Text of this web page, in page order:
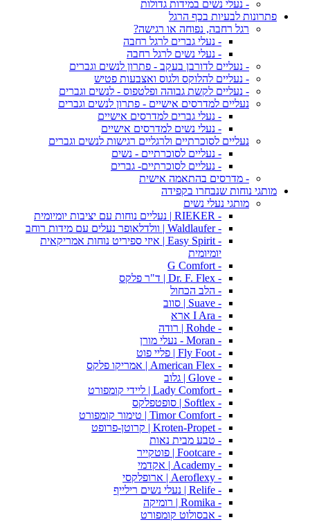
- נעלי נשים במידות גדולות
פתרונות לבעיות בכף הרגל
רגל רחבה, נפוחה או רגישה?
- נעלי גברים לרגל רחבה
- נעלי נשים לרגל רחבה
- נעליים לדורבן בעקב - פתרון לנשים וגברים
- נעליים להלוקס ולגוס ואצבעות פטיש
- נעליים לקשת גבוהה ופלטפוס - לנשים וגברים
נעליים למדרסים אישיים - פתרון לנשים וגברים
- נעלי גברים למדרסים אישיים
- נעלי נשים למדרסים אישיים
נעליים לסוכרתיים ולרגליים רגישות לנשים וגברים
- נעליים לסוכרתיים - נשים
- נעליים לסוכרתיים- גברים
- מדרסים בהתאמה אישית
מותגי נוחות שנבחרו בקפידה
מותגי נעלי נשים
- RIEKER | נעליים נוחות עם יציבות יומיומית
- Waldlaufer | וולדלאופר נעלים עם מידות רוחב
- Easy Spirit | איזי ספיריט נוחות אמריקאית
יומיומית
- G Comfort
- Dr. F. Flex | ד"ר פלקס
- הלב הכחול
- Suave | סווב
- I Ara ארא
- Rohde | רודה
- Moran - נעלי מורן
- Fly Foot | פליי פוט
- American Flex | אמריקו פלקס
- Glove | גלוב
- Lady Comfort | ליידי קומפורט
- Softlex | סופטפלקס
- Timor Comfort | טימור קומפורט
- Kroten-Propet | קרוטן-פרופט
- טבע מבית נאות
- Footcare | פוטקייר
- Academy | אקדמי
- Aeroflexy | ארופלקסי
- Relife | נעלי נשים רילייף
- Romika | רומיקה
- אבסולוט קומפורט